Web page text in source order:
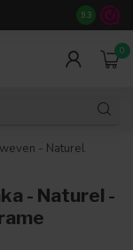
14 dagen
9.3
0
- Naturel
- Naturel -